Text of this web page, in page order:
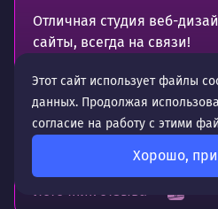
Отличная студия веб-
сайты, всегда на связи!
Рекомендую.
Работаем с ними уже много
Этот сайт использует файлы
данных. Продолжая
согласие на работу с этими
Хорошо,